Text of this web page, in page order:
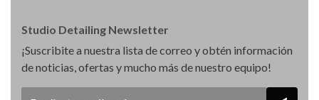
Studio Detailing Newsletter
¡Suscribite a nuestra lista de correo y obtén información
de noticias, ofertas y mucho más de nuestro equipo!